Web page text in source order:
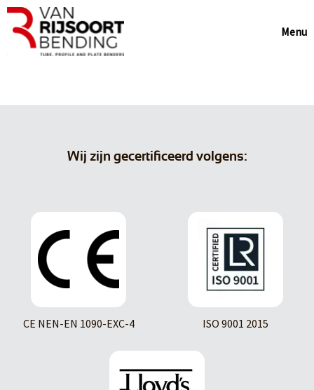
Menu
Wij zijn gecertificeerd volgens:
CE NEN-EN 1090-EXC-4 ISO 9001 2015